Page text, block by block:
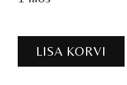
ø90mm
LISA KORVI